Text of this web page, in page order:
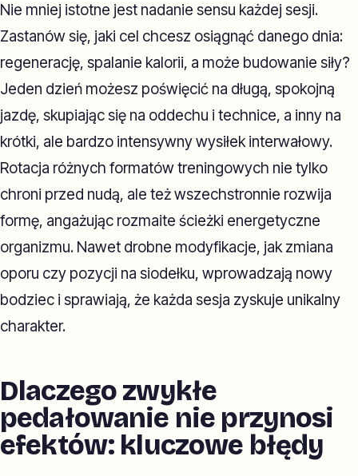
Nie mniej istotne jest nadanie sensu każdej sesji.
Zastanów się, jaki cel chcesz osiągnąć danego dnia:
regenerację, spalanie kalorii, a może budowanie siły?
Jeden dzień możesz poświęcić na długą, spokojną
jazdę, skupiając się na oddechu i technice, a inny na
krótki, ale bardzo intensywny wysiłek interwałowy.
Rotacja różnych formatów treningowych nie tylko
chroni przed nudą, ale też wszechstronnie rozwija
formę, angażując rozmaite ścieżki energetyczne
organizmu. Nawet drobne modyfikacje, jak zmiana
oporu czy pozycji na siodełku, wprowadzają nowy
bodziec i sprawiają, że każda sesja zyskuje unikalny
charakter.
Dlaczego zwykłe
pedałowanie nie przynosi
efektów: kluczowe błędy